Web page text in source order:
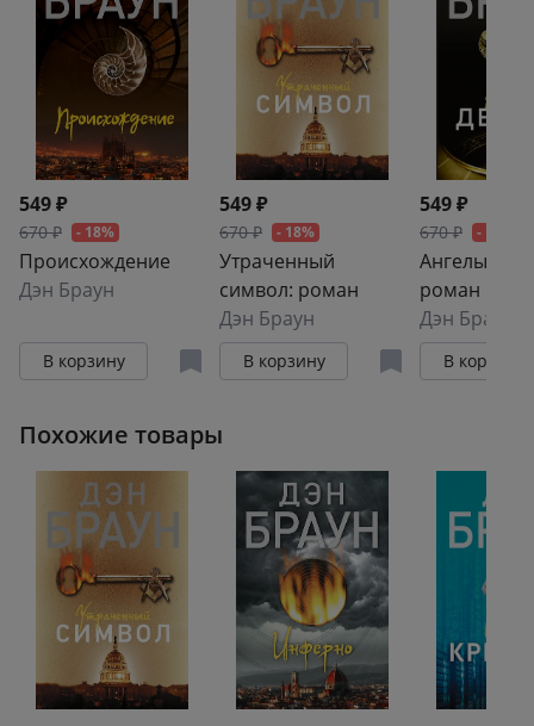
549 ₽
670 ₽ - 18%
Происхождение
Дэн Браун
В корзину
549 ₽
670 ₽ - 18%
Утраченный
символ: роман
Дэн Браун
В корзину
549 ₽
670 ₽ - 18%
Ангелы и
роман
Дэн Браун
В корзину
Похожие товары